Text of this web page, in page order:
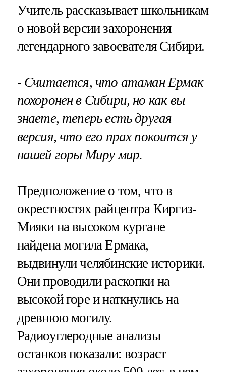
Учитель рассказывает школьникам
о новой версии захоронения
легендарного завоевателя Сибири.
- Считается, что атаман Ермак
похоронен в Сибири, но как вы
знаете, теперь есть другая
версия, что его прах покоится у
нашей горы Миру мир.
Предположение о том, что в
окрестностях райцентра Киргиз-
Мияки на высоком кургане
найдена могила Ермака,
выдвинули челябинские историки.
Они проводили раскопки на
высокой горе и наткнулись на
древнюю могилу.
Радиоуглеродные анализы
останков показали: возраст